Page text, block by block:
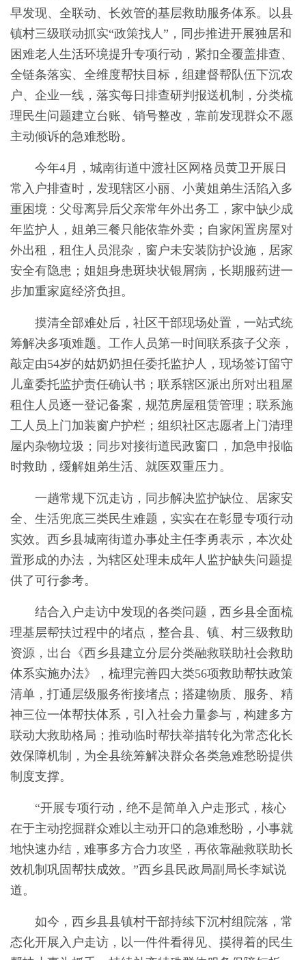
早发现、全联动、长效管的基层救助服务体系。以县
镇村三级联动抓实“政策找人”，同步推进开展独居和
困难老人生活环境提升专项行动，紧扣全覆盖排查、
全链条落实、全维度帮扶目标，组建督帮队伍下沉农
户、企业一线，落实每日排查研判报送机制，分类梳
理民生问题建立台账、销号整改，靠前发现群众不愿
主动倾诉的急难愁盼。
今年4月，城南街道中渡社区网格员黄卫开展日
常入户排查时，发现辖区小丽、小黄姐弟生活陷入多
重困境：父母离异后父亲常年外出务工，家中缺少成
年监护人，姐弟三餐只能依靠外卖；自家闲置房屋对
外出租，租住人员混杂，窗户未安装防护设施，居家
安全有隐患；姐姐身患斑块状银屑病，长期服药进一
步加重家庭经济负担。
摸清全部难处后，社区干部现场处置，一站式统
筹解决多项难题。工作人员第一时间联系孩子父亲，
敲定由54岁的姑奶奶担任委托监护人，现场签订留守
儿童委托监护责任确认书；联系辖区派出所对出租屋
租住人员逐一登记备案，规范房屋租赁管理；联系施
工人员上门加装窗户护栏；组织社区志愿者上门清理
屋内杂物垃圾；同步对接街道民政窗口，加急申报临
时救助，缓解姐弟生活、就医双重压力。
一趟常规下沉走访，同步解决监护缺位、居家安
全、生活兜底三类民生难题，实实在在彰显专项行动
实效。西乡县城南街道办事处主任李勇表示，本次处
置形成的办法，为辖区处理未成年人监护缺失问题提
供了可行参考。
结合入户走访中发现的各类问题，西乡县全面梳
理基层帮扶过程中的堵点，整合县、镇、村三级救助
资源，出台《西乡县建立分层分类融救联助社会救助
体系实施办法》，梳理完善四大类56项救助帮扶政策
清单，打通层级服务衔接堵点；搭建物质、服务、精
神三位一体帮扶体系，引入社会力量参与，构建多方
联动大救助格局；推动临时帮扶举措转化为常态化长
效保障机制，为全县统筹解决群众各类急难愁盼提供
制度支撑。
“开展专项行动，绝不是简单入户走形式，核心
在于主动挖掘群众难以主动开口的急难愁盼，小事就
地快速办结，难事多方合力攻坚，再依靠融救联助长
效机制巩固帮扶成效。”西乡县民政局副局长李斌说
道。
如今，西乡县县镇村干部持续下沉村组院落，常
态化开展入户走访，以一件件看得见、摸得着的民生